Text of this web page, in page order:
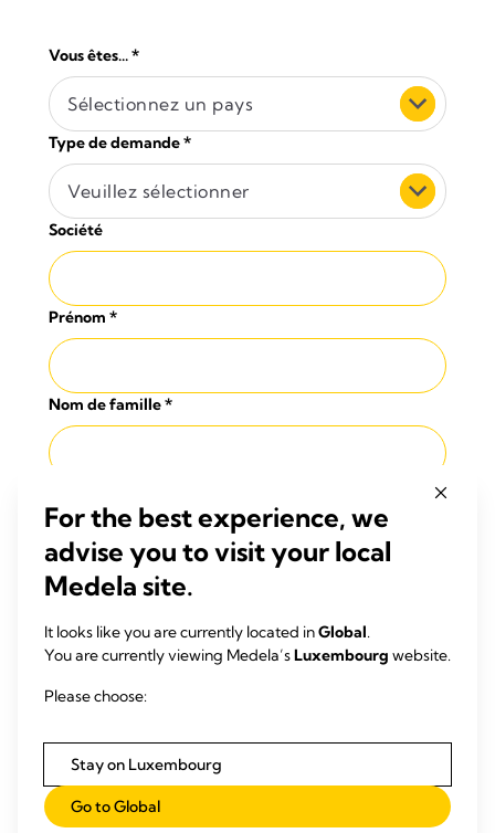
Vous êtes...*
Sélectionnez un pays
Type de demande*
Veuillez sélectionner
Société
Prénom *
Nom de famille*
Code postal *
Ville*
Pays
Choisissez un pays
For the best experience, we
advise you to visit your local
Medela site.
It looks like you are currently located inGlobal.
You are currently viewing Medela’sLuxembourg website.
Please choose:
Stay on Luxembourg
Go to Global